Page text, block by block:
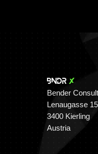
BNDR X
Bender
Lenaugasse 15
3400 Kierling
Austria